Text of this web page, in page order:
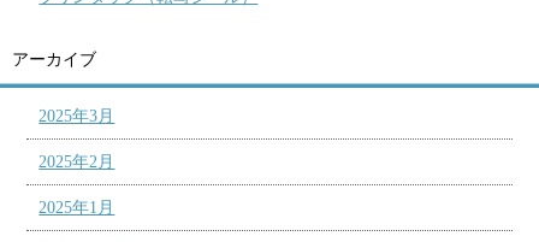
アーカイブ
2025年3月
2025年2月
2025年1月